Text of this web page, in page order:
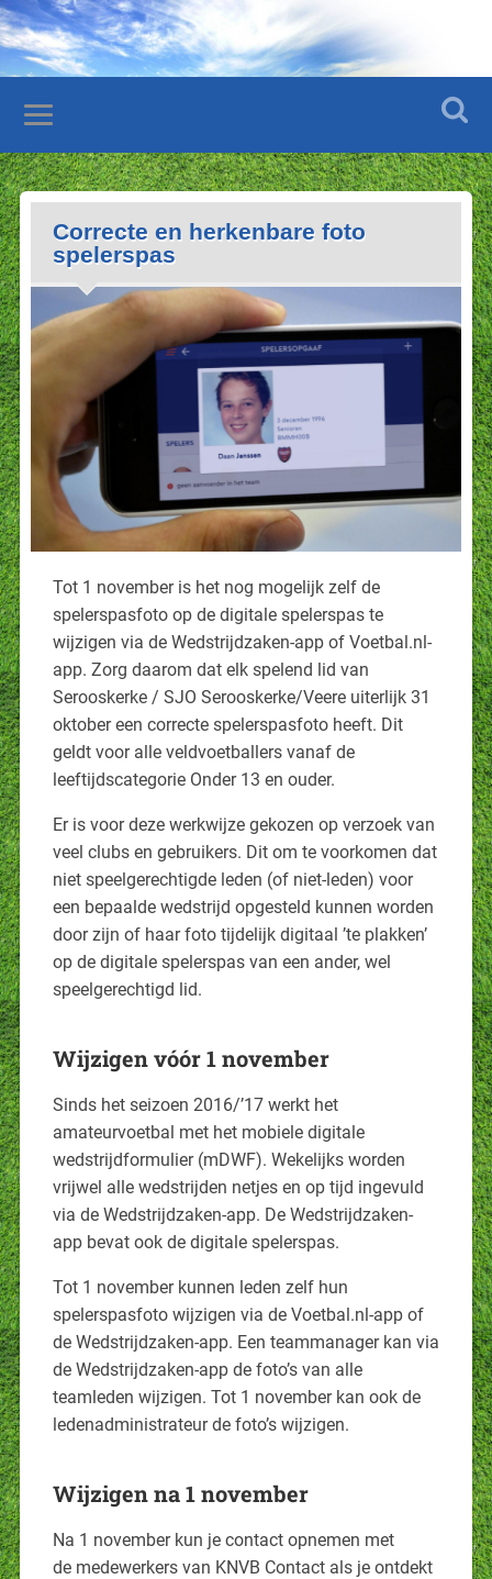
Correcte en herkenbare foto
spelerspas
Tot 1 november is het nog mogelijk zelf de
spelerspasfoto op de digitale spelerspas te
wijzigen via de Wedstrijdzaken-app of Voetbal.nl-
app. Zorg daarom dat elk spelend lid van
Serooskerke / SJO Serooskerke/Veere uiterlijk 31
oktober een correcte spelerspasfoto heeft. Dit
geldt voor alle veldvoetballers vanaf de
leeftijdscategorie Onder 13 en ouder.
Er is voor deze werkwijze gekozen op verzoek van
veel clubs en gebruikers. Dit om te voorkomen dat
niet speelgerechtigde leden (of niet-leden) voor
een bepaalde wedstrijd opgesteld kunnen worden
door zijn of haar foto tijdelijk digitaal ’te plakken’
op de digitale spelerspas van een ander, wel
speelgerechtigd lid.
Wijzigen vóór 1 november
Sinds het seizoen 2016/’17 werkt het
amateurvoetbal met het mobiele digitale
wedstrijdformulier (mDWF). Wekelijks worden
vrijwel alle wedstrijden netjes en op tijd ingevuld
via de Wedstrijdzaken-app. De Wedstrijdzaken-
app bevat ook de digitale spelerspas.
Tot 1 november kunnen leden zelf hun
spelerspasfoto wijzigen via de Voetbal.nl-app of
de Wedstrijdzaken-app. Een teammanager kan via
de Wedstrijdzaken-app de foto’s van alle
teamleden wijzigen. Tot 1 november kan ook de
ledenadministrateur de foto’s wijzigen.
Wijzigen na 1 november
Na 1 november kun je contact opnemen met
de medewerkers van KNVB Contact als je ontdekt